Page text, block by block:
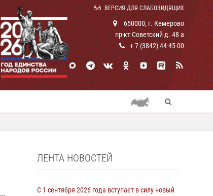
ВЕРСИЯ ДЛЯ СЛАБОВИДЯЩИХ
650000, г. Кемерово
пр-кт Советский д. 48 а
+ 7 (3842) 44-45-00
ЛЕНТА НОВОСТЕЙ
С 1 сентября 2026 года вступает в силу новый